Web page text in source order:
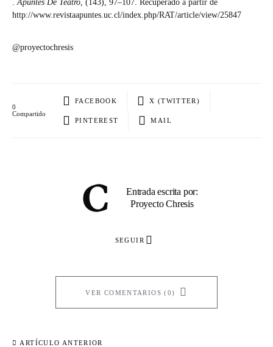
.Apuntes De Teatro, (143), 97–107. Recuperado a partir de
http://www.revistaapuntes.uc.cl/index.php/RAT/article/view/25847
@proyectochresis
0
Compartido
FACEBOOK X (TWITTER)
PINTEREST MAIL
Entrada escrita por:
Proyecto Chresis
SEGUIR
VER COMENTARIOS (0)
ARTÍCULO ANTERIOR